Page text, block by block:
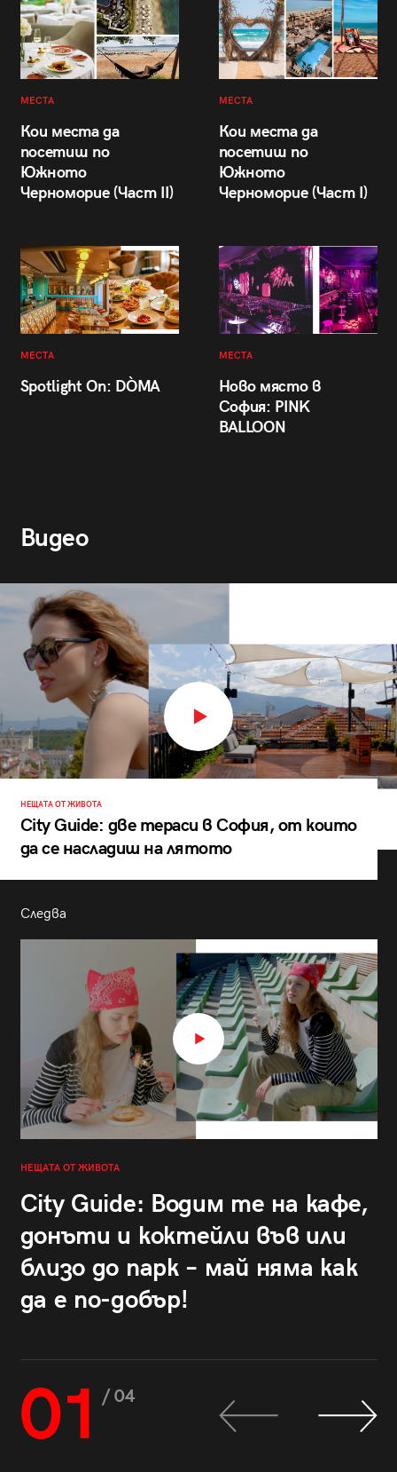
МЕСТА
Кои места да
посетиш по
Южното
Черноморие (Част II)
МЕСТА
Кои места да
посетиш по
Южното
Черноморие (Част I)
МЕСТА
Spotlight On: DÒMA
МЕСТА
Ново място в
София: PINK
BALLOON
Видео
НЕЩАТА ОТ ЖИВОТА
City Guide: две тераси в София, от които
да се насладиш на лятото
Следва
НЕЩАТА ОТ ЖИВОТА
City Guide: Водим те на кафе,
донъти и коктейли във или
близо до парк – май няма как
да е по-добър!
01 / 04